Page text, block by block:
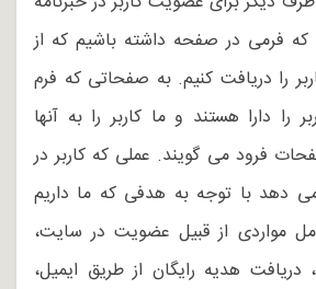
که فرمی در صفحه داشته باشیم که از
را دریافت کنیم. به صفحاتی که فرم
را دارا هستند و ما کاربر را به آنها
فرود می گویند. عملی که کاربر در
دهد با توجه به هدفی که ما داریم
مواردی از قبیل عضویت در سایت،
هدیه رایگان از طریق ایمیل،